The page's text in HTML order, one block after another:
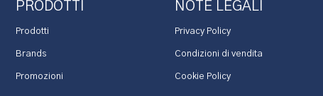
PRODOTTI
Prodotti
Brands
Promozioni
NOTE LEGALI
Privacy Policy
Condizioni di vendita
Cookie Policy